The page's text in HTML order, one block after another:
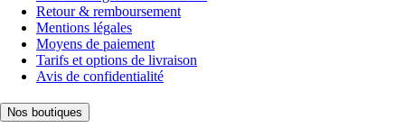
Retour & remboursement
Mentions légales
Moyens de paiement
Tarifs et options de livraison
Avis de confidentialité
Nos boutiques